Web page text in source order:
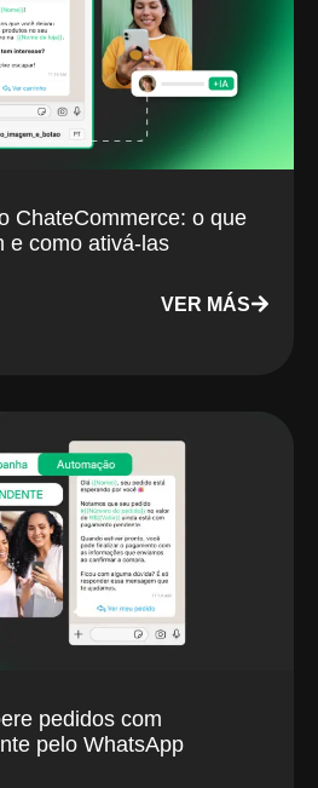
ChateCommerce: o que
e como ativá-las
VER MÁS
pedidos com
pelo WhatsApp